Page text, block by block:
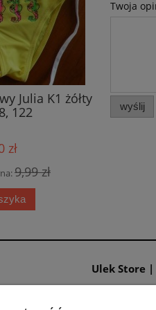
Julia K1 żółty
122
zł
9,99 zł
Twoja
wyślij
Ulek Store |